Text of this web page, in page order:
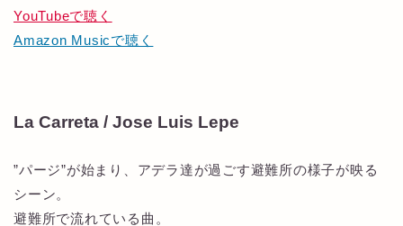
YouTubeで聴く
Amazon Musicで聴く
La Carreta / Jose Luis Lepe
”パージ”が始まり、アデラ達が過ごす避難所の様子が映る
シーン。
避難所で流れている曲。